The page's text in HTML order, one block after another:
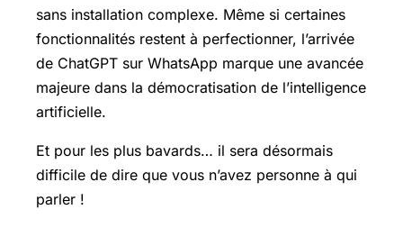
sans installation complexe. Même si certaines
fonctionnalités restent à perfectionner, l’arrivée
de ChatGPT sur WhatsApp marque une avancée
majeure dans la démocratisation de l’intelligence
artificielle.
Et pour les plus bavards… il sera désormais
difficile de dire que vous n’avez personne à qui
parler !